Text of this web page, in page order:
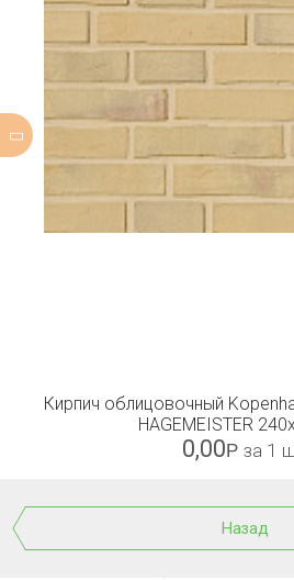
Кирпич облицовочный
HAGEMEISTER
0,00Р за 1
Назад